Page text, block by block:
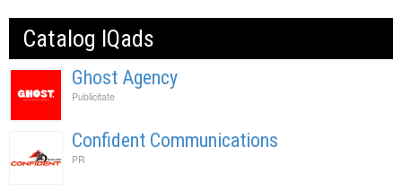
Catalog IQads
Ghost Agency
Publicitate
Confident Communications
PR